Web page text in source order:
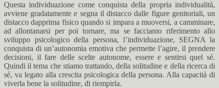
Questa individuazione come conquista della propria individualità,
avviene gradatamente e segna il distacco dalle figure genitoriali, un
distacco dapprima fisico quando si impara a muoversi, a camminare,
ad allontanarsi per poi tornare, ma se facciamo riferimento allo
sviluppo psicologico della persona, l’individuazione, SEGNA la
conquista di un’autonomia emotiva che permette l’agire, il prendere
decisioni, il fare delle scelte autonome, essere e sentirsi quel sé.
Quindi il tema che stiamo trattando, della solitudine e della ricerca di
sé, va legato alla crescita psicologica della persona. Alla capacità di
viverla bene la solitudine, di riempirla.